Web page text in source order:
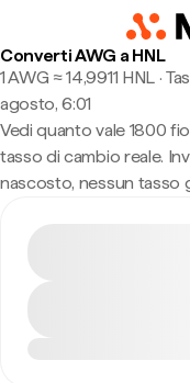
Converti AWG a HNL
1 AWG ≈ 14,9911 HNL ·
agosto, 6:01
Vedi quanto vale 1800
tasso di cambio reale.
nascosto, nessun tasso